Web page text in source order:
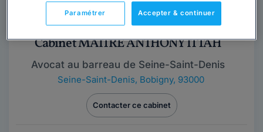
Cabinet MAÎTRE ANTHONY ITTAH
Avocat au barreau de Seine-Saint-Denis
Seine-Saint-Denis, Bobigny, 93000
Contacter ce cabinet
Accepter & continuer
Paramétrer